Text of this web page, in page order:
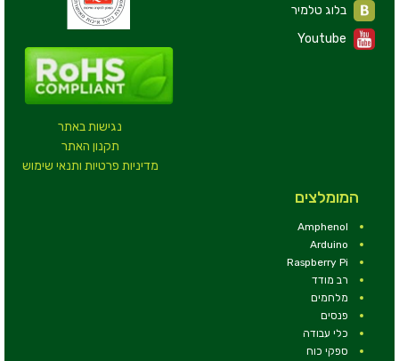
נגישות באתר
תקנון האתר
מדיניות פרטיות ותנאי שימוש
Youtube
המומלצים
Amphenol
Arduino
Raspberry Pi
רב מודד
מלחמים
פנסים
כלי עבודה
ספקי כוח